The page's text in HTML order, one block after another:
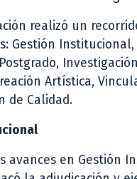
realizó un
Gestión Institucional,
Artística,
de Calidad.
avances en Gestión